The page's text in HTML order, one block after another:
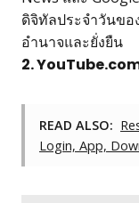
ดิจิทัลประจำวันขอ
อำนาจและยั่งยืน
2.
READ ALSO:
Login, App,